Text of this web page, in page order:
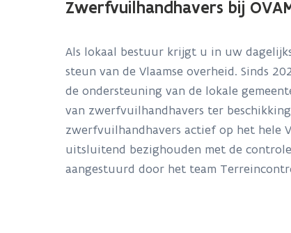
Zwerfvuilhandhavers bij
Als lokaal bestuur krijgt u in uw
steun van de Vlaamse overheid. Sinds
de ondersteuning van de lokale
van zwerfvuilhandhavers ter
zwerfvuilhandhavers actief op het hele
uitsluitend bezighouden met de
aangestuurd door het team